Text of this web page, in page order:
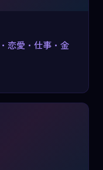
恋愛・仕事・金